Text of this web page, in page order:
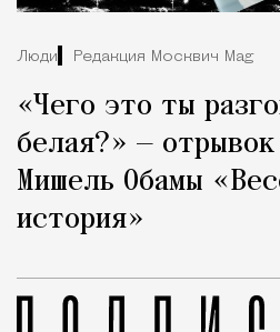
Люди Редакция Москвич Mag
«Чего это ты
белая?» —
Мишель Обамы
история»